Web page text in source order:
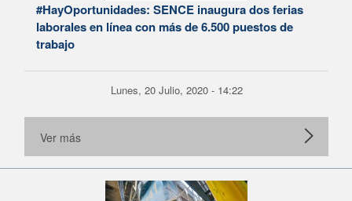
#HayOportunidades: SENCE inaugura dos ferias
laborales en línea con más de 6.500 puestos de
trabajo
Lunes, 20 Julio, 2020 - 14:22
Ver más